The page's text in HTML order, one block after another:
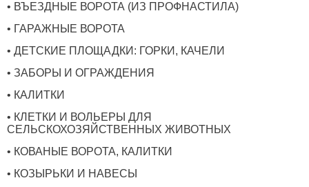
• ВЪЕЗДНЫЕ ВОРОТА (ИЗ ПРОФНАСТИЛА)
• ГАРАЖНЫЕ ВОРОТА
• ДЕТСКИЕ ПЛОЩАДКИ: ГОРКИ, КАЧЕЛИ
• ЗАБОРЫ И ОГРАЖДЕНИЯ
• КАЛИТКИ
• КЛЕТКИ И ВОЛЬЕРЫ ДЛЯ
СЕЛЬСКОХОЗЯЙСТВЕННЫХ ЖИВОТНЫХ
• КОВАНЫЕ ВОРОТА, КАЛИТКИ
• КОЗЫРЬКИ И НАВЕСЫ